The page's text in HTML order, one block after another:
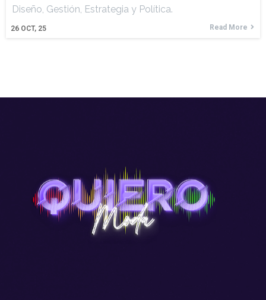
26 OCT, 25
Diseño, Gestión, Estrategia y Política.
Read More